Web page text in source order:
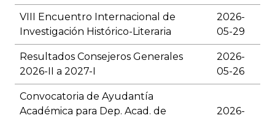
VIII Encuentro Internacional de
Investigación Histórico-Literaria
2026-
05-29
Resultados Consejeros Generales
2026-II a 2027-I
2026-
05-26
Convocatoria de Ayudantía
Académica para Dep. Acad. de
2026-